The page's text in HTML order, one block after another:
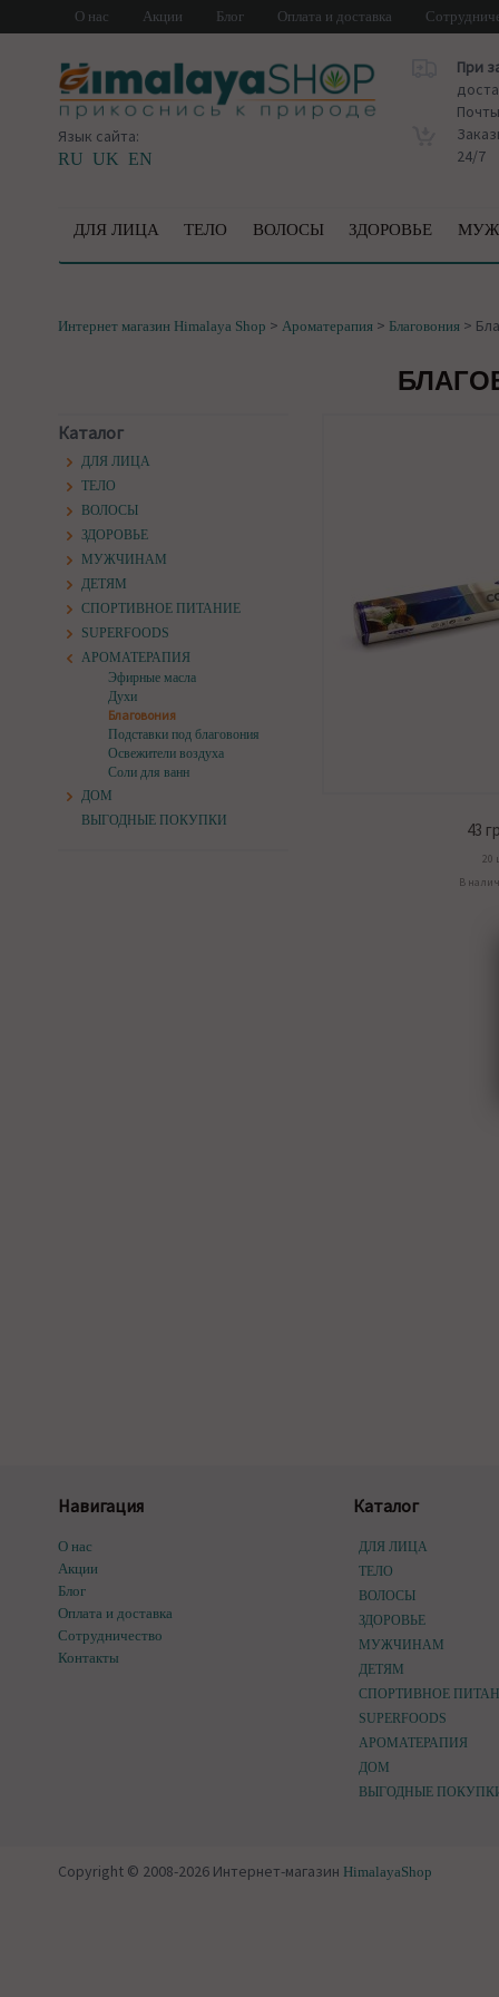
О нас Акции Блог Оплата и доставка
Язык сайта:
RU UK EN
При
Почты
24/7
ДЛЯ ЛИЦА ТЕЛО ВОЛОСЫ ЗДОРОВЬЕ
Интернет магазин Himalaya Shop > Ароматерапия > Благовония >
Каталог
ДЛЯ ЛИЦА
ТЕЛО
ВОЛОСЫ
ЗДОРОВЬЕ
МУЖЧИНАМ
ДЕТЯМ
СПОРТИВНОЕ ПИТАНИЕ
SUPERFOODS
АРОМАТЕРАПИЯ
Эфирные масла
Духи
Благовония
Подставки под благовония
Освежители воздуха
Соли для ванн
ДОМ
ВЫГОДНЫЕ ПОКУПКИ
43
20
В
Навигация
О нас
Акции
Блог
Оплата и доставка
Сотрудничество
Контакты
Каталог
ДЛЯ ЛИЦА
ТЕЛО
ВОЛОСЫ
ЗДОРОВЬЕ
МУЖЧИНАМ
ДЕТЯМ
СПОРТИВНОЕ
SUPERFOODS
АРОМАТЕРАПИЯ
ДОМ
ВЫГОДНЫЕ
Copyright © 2008-2026 Интернет-магазин HimalayaShop